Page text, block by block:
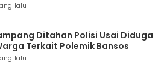
lalu
Ditahan Polisi Usai Diduga
Terkait Polemik Bansos
lalu